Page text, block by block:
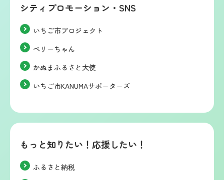
シティプロモーション・SNS
いちご市プロジェクト
ベリーちゃん
かぬまふるさと大使
いちご市KANUMAサポーターズ
もっと知りたい！応援したい！
ふるさと納税